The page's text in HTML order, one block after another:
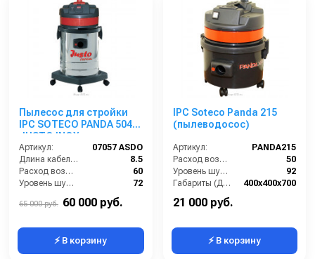
Пылесос для стройки
IPC SOTECO PANDA 504
JUSTO INOX
Артикул:
07057 ASDO
Длина кабеля (м):
8.5
Расход воздуха (л/сек):
60
Уровень шума (дБ):
72
65 000 руб. 60 000 руб.
⚡ В корзину
IPC Soteco Panda 215
(пылеводосос)
Артикул:
PANDA215
Расход воздуха (л/сек):
50
Уровень шума (дБ(А)):
92
Габариты (ДхШхВ):
400х400х700
Номинальный диаметр принадлежностей (мм):
21 000 руб.
⚡ В корзину